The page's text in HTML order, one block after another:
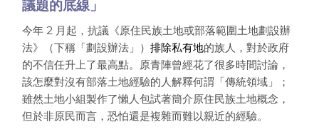
議題的底線」
今年 2 月起，抗議《原住民族土地或部落範圍土地劃設辦
法》（下稱「劃設辦法」）排除私有地的族人，對於政府
的不信任升上了最高點。原青陣曾經花了很多時間討論，
該怎麼對沒有部落土地經驗的人解釋何謂「傳統領域」；
雖然土地小組製作了懶人包試著簡介原住民族土地概念，
但於非原民而言，恐怕還是複雜而難以親近的經驗。